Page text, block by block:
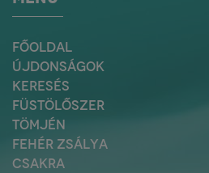
FŐOLDAL
ÚJDONSÁGOK
KERESÉS
FÜSTÖLŐSZER
TÖMJÉN
FEHÉR ZSÁLYA
CSAKRA